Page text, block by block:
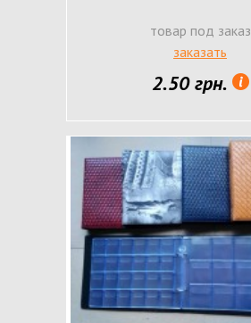
товар под заказ
заказать
2.50 грн.